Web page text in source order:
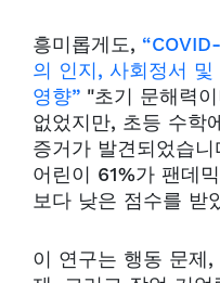
흥미롭게도,
의 인지, 사회정서
영향” "초기 문해력
없었지만, 초등 수학
증거가 발견되었습
어린이 61%가 팬데
보다 낮은 점수를 받
이 연구는 행동 문제